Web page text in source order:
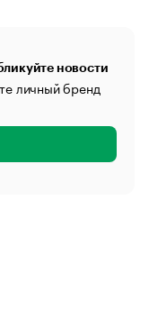
новости
личный бренд